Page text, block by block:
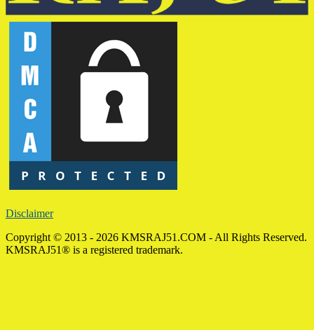
Disclaimer
Copyright © 2013 - 2026 KMSRAJ51.COM - All Rights Reserved.
KMSRAJ51® is a registered trademark.